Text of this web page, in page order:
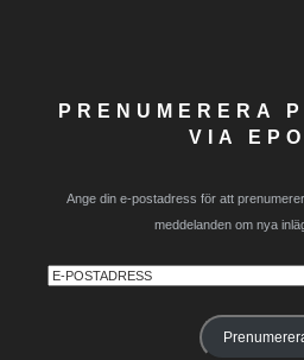
PRENUMERERA
VIA
Ange din e-postadress för att
meddelanden om nya
E-